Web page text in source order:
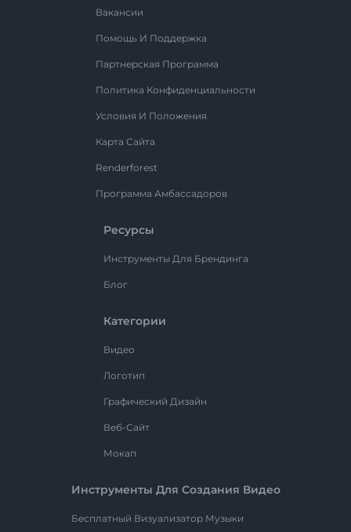
Вакансии
Помощь И Поддержка
Партнерская Программа
Политика Конфиденциальности
Условия И Положения
Карта Сайта
Renderforest
Программа Амбассадоров
Ресурсы
Инструменты Для Брендинга
Блог
Категории
Видео
Логотип
Графический Дизайн
Веб-Сайт
Мокап
Инструменты Для Создания Видео
Бесплатный Визуализатор Музыки